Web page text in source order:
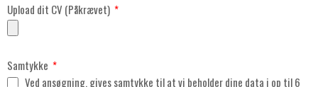
Upload dit CV (Påkrævet)
Samtykke
Ved ansøgning, gives samtykke til at vi beholder dine data i op til 6